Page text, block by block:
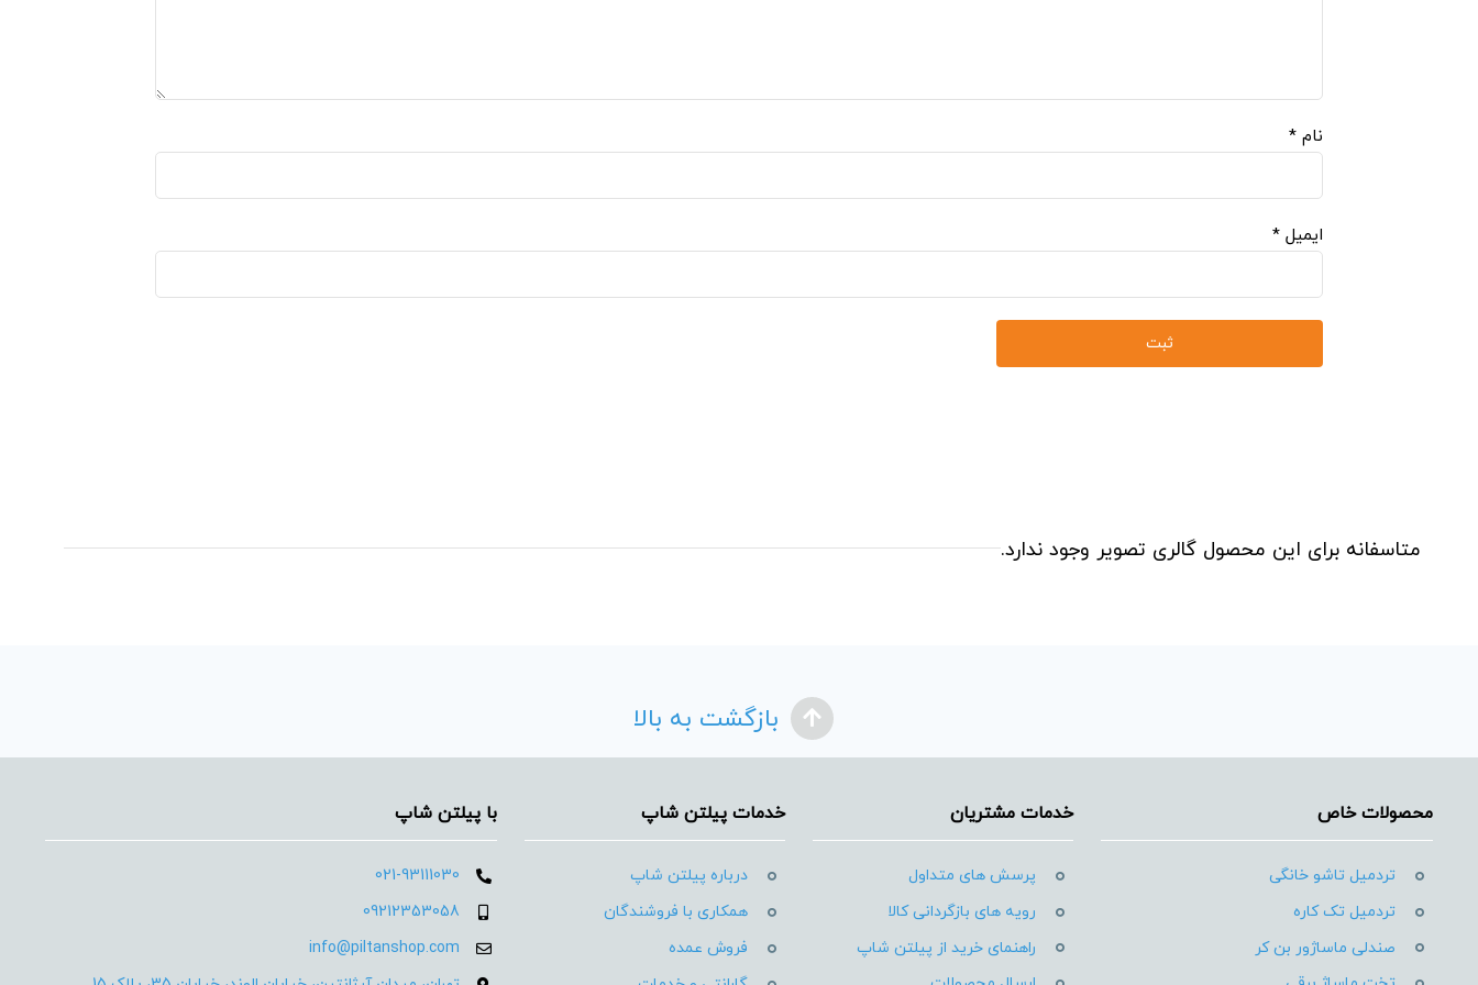
نام *
ایمیل *
متاسفانه برای این محصول گالری تصویر وجود ندارد.
بازگشت به بالا
محصولات خاص
تردمیل تاشو خانگی
تردمیل تک کاره
صندلی ماساژور بن کر
خدمات مشتریان
پرسش های متداول
رویه های بازگردانی کالا
راهنمای خرید از پیلتن شاپ
خدمات پیلتن شاپ
درباره پیلتن شاپ
همکاری با فروشندگان
فروش عمده
با پیلتن شاپ
021-93111030
09212353058
info@piltanshop.com